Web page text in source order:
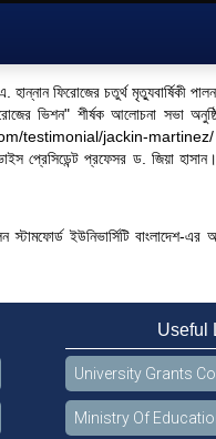
হান্নান ফিরোজের চতুর্থ মৃত্যুবার্ষিকী
ভিশন" শীর্ষক আলোচনা সভা
testimonial/jackin-martinez/
প্রফেসর ড. জিয়া হাসান।
ইউনিভার্সিটি বাংলাদেশ-এর
Useful
University Grants
Ministry Of